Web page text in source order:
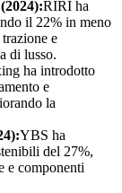
RIRI ha
il 22% in meno
e
di lusso.
ha introdotto
e
la
YBS ha
del 27%,
e componenti